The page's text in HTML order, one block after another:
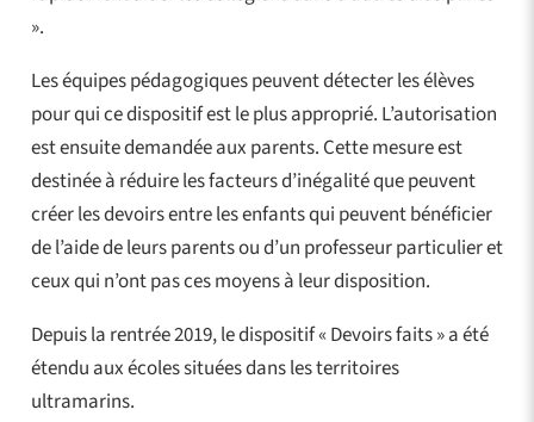
».
Les équipes pédagogiques peuvent détecter les élèves
pour qui ce dispositif est le plus approprié. L’autorisation
est ensuite demandée aux parents. Cette mesure est
destinée à réduire les facteurs d’inégalité que peuvent
créer les devoirs entre les enfants qui peuvent bénéficier
de l’aide de leurs parents ou d’un professeur particulier et
ceux qui n’ont pas ces moyens à leur disposition.
Depuis la rentrée 2019, le dispositif « Devoirs faits » a été
étendu aux écoles situées dans les territoires
ultramarins.